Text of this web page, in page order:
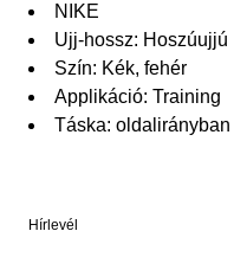
NIKE
Ujj-hossz: Hoszúujjú
Szín: Kék, fehér
Applikáció: Training
Táska: oldalirányban
Hírlevél